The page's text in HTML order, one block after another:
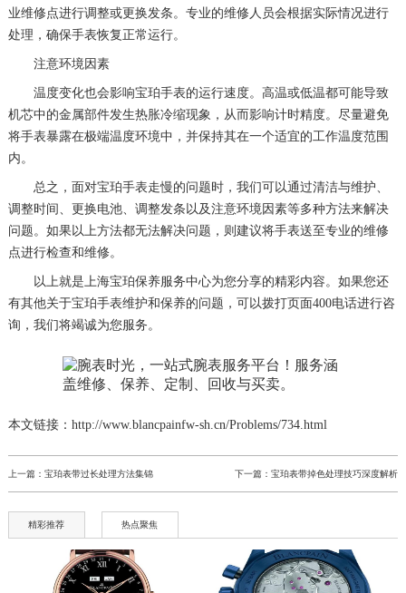
业维修点进行调整或更换发条。专业的维修人员会根据实际情况进行
处理，确保手表恢复正常运行。
注意环境因素
温度变化也会影响宝珀手表的运行速度。高温或低温都可能导致
机芯中的金属部件发生热胀冷缩现象，从而影响计时精度。尽量避免
将手表暴露在极端温度环境中，并保持其在一个适宜的工作温度范围
内。
总之，面对宝珀手表走慢的问题时，我们可以通过清洁与维护、
调整时间、更换电池、调整发条以及注意环境因素等多种方法来解决
问题。如果以上方法都无法解决问题，则建议将手表送至专业的维修
点进行检查和维修。
以上就是上海宝珀保养服务中心为您分享的精彩内容。如果您还
有其他关于宝珀手表维护和保养的问题，可以拨打页面400电话进行咨
询，我们将竭诚为您服务。
本文链接：http://www.blancpainfw-sh.cn/Problems/734.html
上一篇： 宝珀表带过长处理方法集锦 下一篇：宝珀表带掉色处理技巧深度解析
精彩推荐 热点聚焦